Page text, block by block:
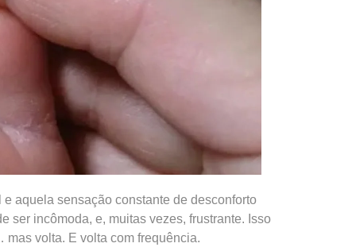
aquela sensação constante de desconforto
ser incômoda, e, muitas vezes, frustrante. Isso
volta. E volta com frequência.